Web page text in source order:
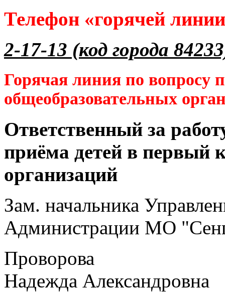
Телефон «горячей
2-17-13 (код города
Горячая линия по вопросу
общеобразовательных
Ответственный за
приёма детей в первый
организаций
Зам. начальника
Администрации МО
Проворова
Надежда Александровна